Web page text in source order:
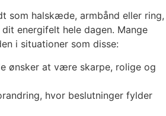
som halskæde, armbånd eller ring,
energifelt hele dagen. Mange
i situationer som disse:
ønsker at være skarpe, rolige og
hvor beslutninger fylder